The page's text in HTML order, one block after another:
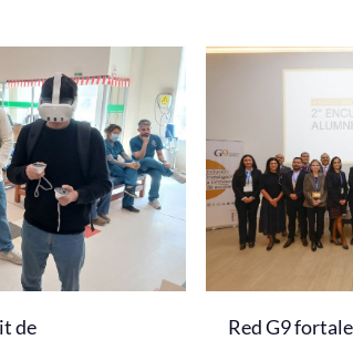
de
Red G9